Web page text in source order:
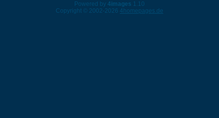
Powered by 4images 1.10
Copyright © 2002-2026 4homepages.de